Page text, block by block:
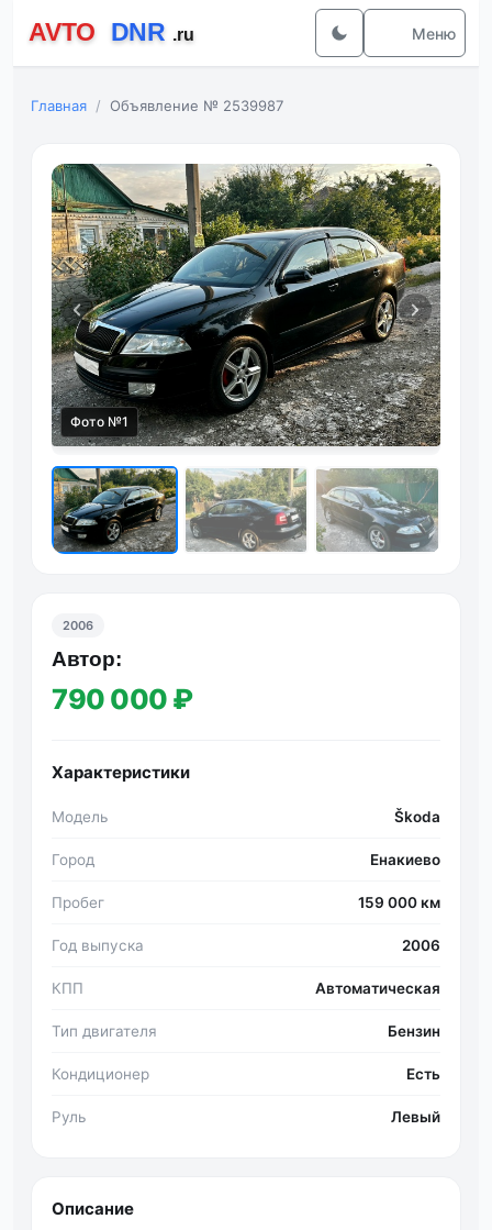
Меню
Главная Объявление № 2539987
Фото №1
2006
Автор:
790 000 ₽
Характеристики
Модель Škoda
Город Енакиево
Пробег 159 000 км
Год выпуска 2006
КПП Автоматическая
Тип двигателя Бензин
Кондиционер Есть
Руль Левый
Описание